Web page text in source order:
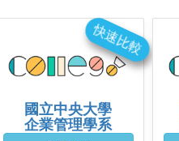
國立中央大學
企業管理學系
快速比較